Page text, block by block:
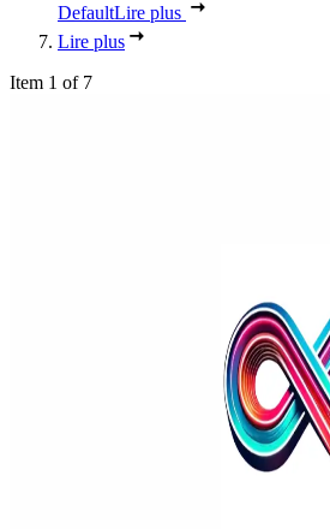
DefaultLire plus
Lire plus
Item 1 of 7